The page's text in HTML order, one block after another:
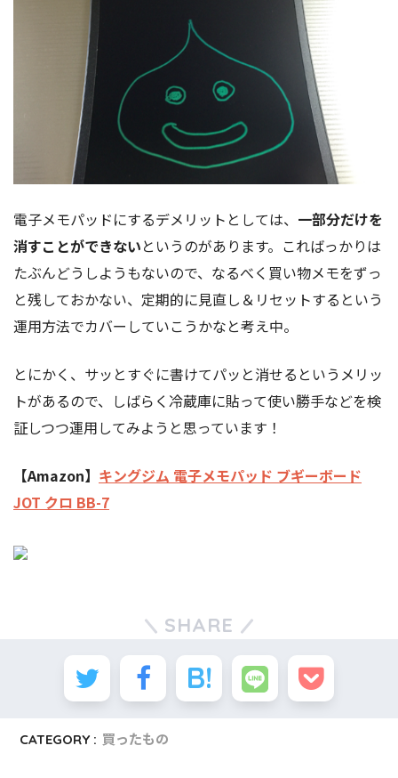
電子メモパッドにするデメリットとしては、 一部分だけを
消すことができないというのがあります。こればっかりは
たぶんどうしようもないので、なるべく買い物メモをずっ
と残しておかない、定期的に見直し＆リセットするという
運用方法でカバーしていこうかなと考え中。
とにかく、サッとすぐに書けてパッと消せるというメリッ
トがあるので、しばらく冷蔵庫に貼って使い勝手などを検
証しつつ運用してみようと思っています！
【Amazon】 キングジム 電子メモパッド ブギーボード
JOT クロ BB-7
SHARE
CATEGORY : 買ったもの